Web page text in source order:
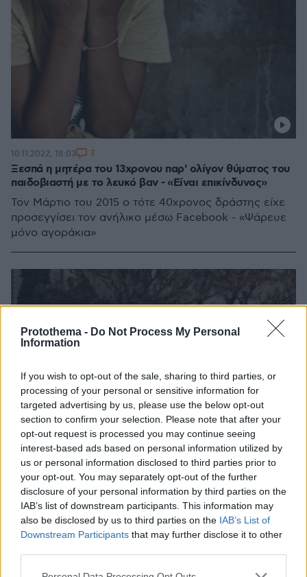
Protothema - Do Not Process My Personal
Information
If you wish to opt-out of the sale, sharing to third parties, or
processing of your personal or sensitive information for
targeted advertising by us, please use the below opt-out
section to confirm your selection. Please note that after your
opt-out request is processed you may continue seeing
interest-based ads based on personal information utilized by
us or personal information disclosed to third parties prior to
your opt-out. You may separately opt-out of the further
disclosure of your personal information by third parties on the
IAB’s list of downstream participants. This information may
also be disclosed by us to third parties on the IAB’s List of
Downstream Participants that may further disclose it to other
Please note that this website/app uses one or more Google
Ξεσπά η μητέρα του 13χρονου παρ' ολίγον θύματος του
παιδοβιαστή με το λευκό βαν - «Είναι επικίνδυνος»
Τον Μάρτιο του 2015 ο τότε 40χρονος δράστης είχε
προσεγγίσει τον ανήλικο μέσω Facebook - «Ψάρευε
μόνο αγοράκια»
10.11.2022, 18:03 3